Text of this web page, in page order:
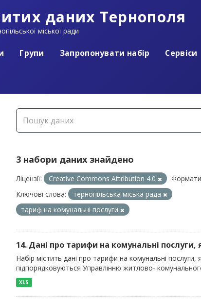
даних Тернополя
міської ради
Групи Запропонувати набір Сервіси
3 набори даних знайдено
Ліцензії: Creative Commons Attribution 4.0
Ключові слова:
тернопільська міська рада
тариф на комунальні послуги
14. Дані про тарифи на комунальні
Набір містить дані про тарифи на комунальні
підпорядковуються Управлінню житлово-
XLS